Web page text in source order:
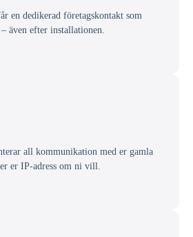
en dedikerad företagskontakt som
även efter installationen.
all kommunikation med er gamla
er IP-adress om ni vill.